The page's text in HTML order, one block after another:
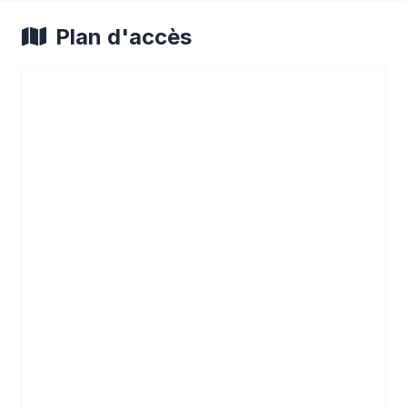
Plan d'accès